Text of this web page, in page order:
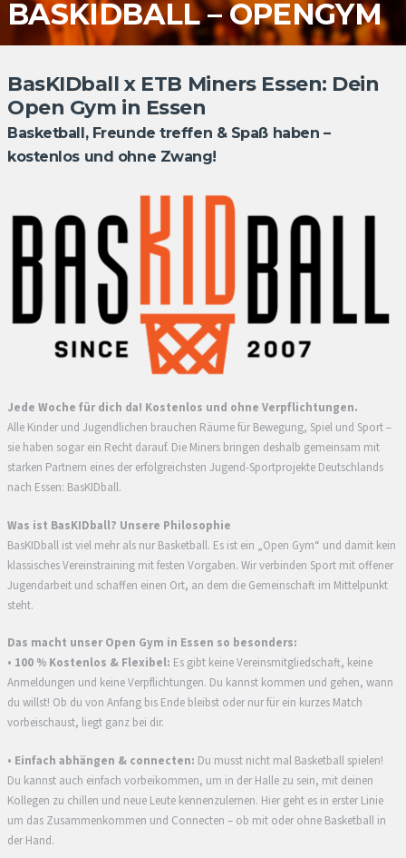
BASKIDBALL –OPENGYM
BasKIDball x ETB Miners Essen: Dein
Open Gym in Essen
Basketball, Freunde treffen & Spaß haben –
kostenlos und ohne Zwang!
Jede Woche für dich da! Kostenlos und ohne Verpflichtungen.
Alle Kinder und Jugendlichen brauchen Räume für Bewegung, Spiel und Sport –
sie haben sogar ein Recht darauf. Die Miners bringen deshalb gemeinsam mit
starken Partnern eines der erfolgreichsten Jugend-Sportprojekte Deutschlands
nach Essen: BasKIDball.
Was ist BasKIDball? Unsere Philosophie
BasKIDball ist viel mehr als nur Basketball. Es ist ein „Open Gym“ und damit kein
klassisches Vereinstraining mit festen Vorgaben. Wir verbinden Sport mit offener
Jugendarbeit und schaffen einen Ort, an dem die Gemeinschaft im Mittelpunkt
steht.
Das macht unser Open Gym in Essen so besonders:
• 100 % Kostenlos & Flexibel: Es gibt keine Vereinsmitgliedschaft, keine
Anmeldungen und keine Verpflichtungen. Du kannst kommen und gehen, wann
du willst! Ob du von Anfang bis Ende bleibst oder nur für ein kurzes Match
vorbeischaust, liegt ganz bei dir.
• Einfach abhängen & connecten: Du musst nicht mal Basketball spielen!
Du kannst auch einfach vorbeikommen, um in der Halle zu sein, mit deinen
Kollegen zu chillen und neue Leute kennenzulernen. Hier geht es in erster Linie
um das Zusammenkommen und Connecten – ob mit oder ohne Basketball in
der Hand.